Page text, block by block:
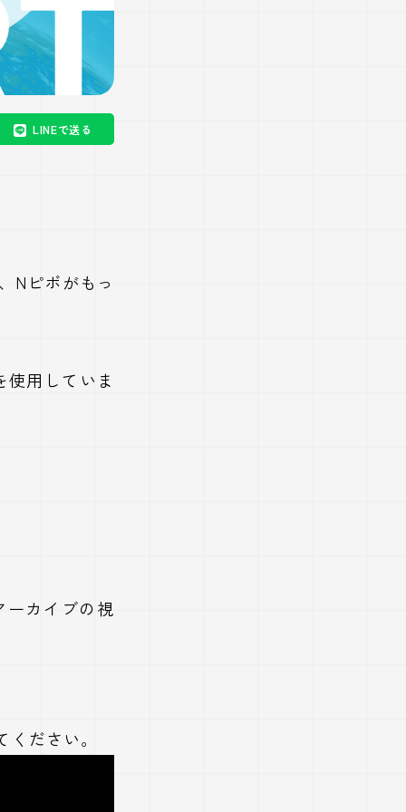
LINEで送る
Nピボがもっ
用していま
ーカイブの視
ださい。